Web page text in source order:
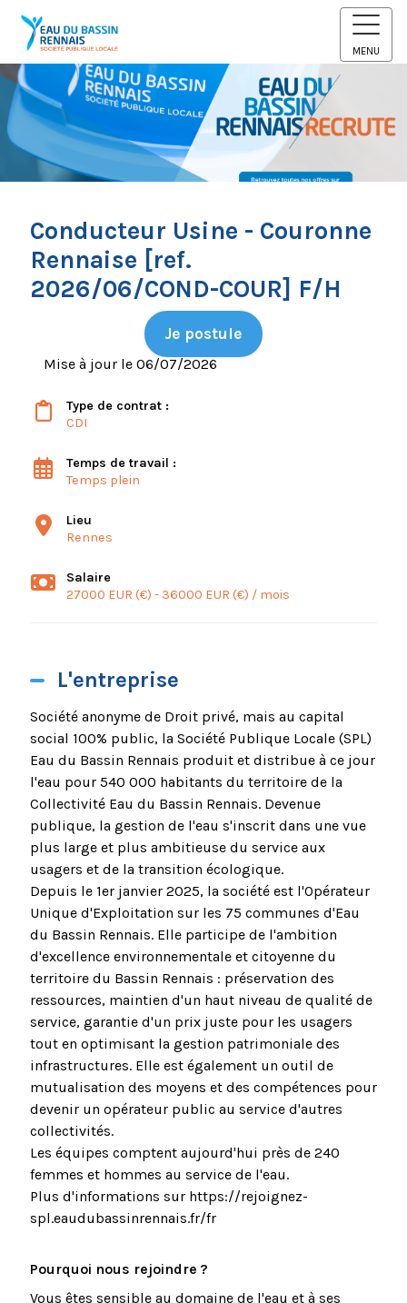
MENU
Conducteur Usine - Couronne
Rennaise [ref.
2026/06/COND-COUR] F/H
Je postule
Mise à jour le 06/07/2026
Type de contrat :
CDI
Temps de travail :
Temps plein
Lieu
Rennes
Salaire
27000 EUR (€) - 36000 EUR (€) / mois
L'entreprise
Société anonyme de Droit privé, mais au capital
social 100% public, la Société Publique Locale (SPL)
Eau du Bassin Rennais produit et distribue à ce jour
l'eau pour 540 000 habitants du territoire de la
Collectivité Eau du Bassin Rennais. Devenue
publique, la gestion de l'eau s'inscrit dans une vue
plus large et plus ambitieuse du service aux
usagers et de la transition écologique.
Depuis le 1er janvier 2025, la société est l'Opérateur
Unique d'Exploitation sur les 75 communes d'Eau
du Bassin Rennais. Elle participe de l'ambition
d'excellence environnementale et citoyenne du
territoire du Bassin Rennais : préservation des
ressources, maintien d'un haut niveau de qualité de
service, garantie d'un prix juste pour les usagers
tout en optimisant la gestion patrimoniale des
infrastructures. Elle est également un outil de
mutualisation des moyens et des compétences pour
devenir un opérateur public au service d'autres
collectivités.
Les équipes comptent aujourd'hui près de 240
femmes et hommes au service de l'eau.
Plus d'informations sur https://rejoignez-
spl.eaudubassinrennais.fr/fr
Pourquoi nous rejoindre ?
Vous êtes sensible au domaine de l'eau et à ses